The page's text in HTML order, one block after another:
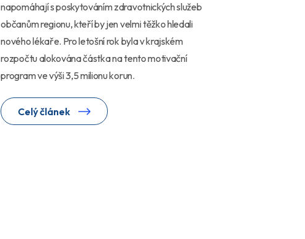
napomáhají s poskytováním zdravotnických služeb
občanům regionu, kteří by jen velmi těžko hledali
nového lékaře. Pro letošní rok byla v krajském
rozpočtu alokována částka na tento motivační
program ve výši 3,5 milionu korun.
Celý článek